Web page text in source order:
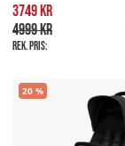
3749 kr
4999 kr
Rek. pris:
20